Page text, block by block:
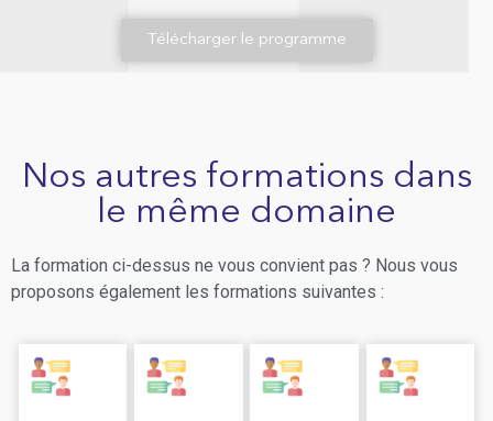
Télécharger le programme
Nos autres formations dans
le même domaine
La formation ci-dessus ne vous convient pas ? Nous vous
proposons également les formations suivantes :